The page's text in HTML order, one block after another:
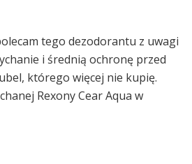
tego dezodorantu z uwagi
i średnią ochronę przed
którego więcej nie kupię.
Rexony Cear Aqua w